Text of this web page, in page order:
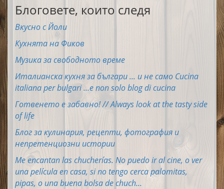
Блоговете, които следя
Вкусно с Йоли
Кухнята на Фиков
Музика за свободното време
Италианска кухня за българи ... и не само Cucina
italiana per bulgari ...e non solo blog di cucina
Готвенето е забавно! // Always look at the tasty side
of life
Блог за кулинария, рецепти, фотография и
непретенциозни истории
Me encantan las chucherías. No puedo ir al cine, o ver
una película en casa, si no tengo cerca palomitas,
pipas, o una buena bolsa de chuch...